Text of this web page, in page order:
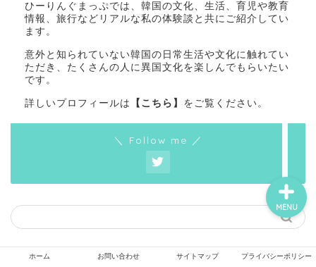
ひーりんぐまっぷでは、韓国の文化、生活、育児や教育
情報、旅行などリアルな私の体験談と共にご紹介してい
ます。
意外と知られていない韓国の日常生活や文化に触れてい
ただき、たくさんの人に異国文化を楽しんでもらいたい
です。
詳しいプロフィールは 【こちら】 をご覧ください。
＼ Follow me ／
ホーム お問い合わせ サイトマップ プライバシーポリシー
MENU
ホーム
お問い合わせ
サイトマップ